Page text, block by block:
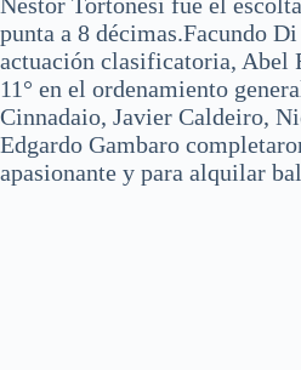
punta a 8 décimas.Facundo
actuación clasificatoria, Abel
11° en el ordenamiento
Cinnadaio, Javier Caldeiro,
Edgardo Gambaro
apasionante y para alquilar